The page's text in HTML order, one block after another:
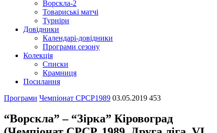
Ворскла-2
Товариські матчі
Турніри
Довідники
Календарі-довідники
Програми сезону
Колекція
Списки
Крамниця
Посилання
Програми Чемпіонат СРСР1989 03.05.2019 453
“Ворскла” – “Зірка” Кіровоград